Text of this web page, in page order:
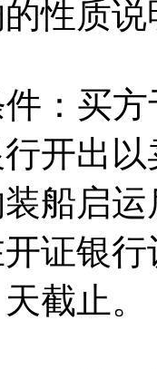
性质
：买方
行开出
船启
证银
截止。